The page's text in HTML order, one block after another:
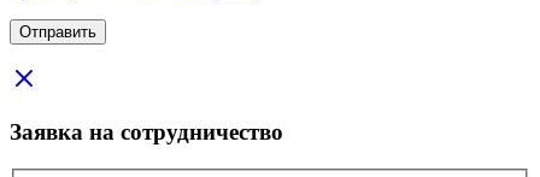
Заявка на сотрудничество